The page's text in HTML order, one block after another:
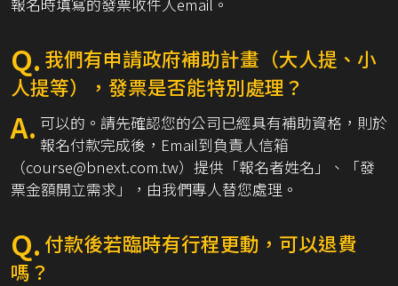
報名時填寫的發票收件人email。
Q. 我們有申請政府補助計畫（大人提、小
人提等），發票是否能特別處理？
A. 可以的。請先確認您的公司已經具有補助資格，則於
報名付款完成後，Email到負責人信箱
（course@bnext.com.tw）提供「報名者姓名」、「發
票金額開立需求」，由我們專人替您處理。
Q. 付款後若臨時有行程更動，可以退費
嗎？